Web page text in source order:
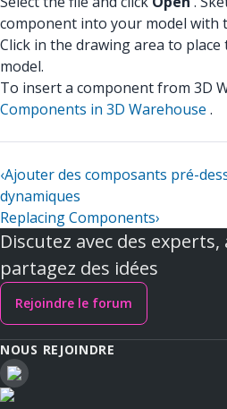
component into your model with
Click in the drawing area to
model.
To insert a component from 3D
Components in 3D Warehouse .
‹Ajouter des composants pré-
dynamiques
Replacing Components›
Discutez avec des
partagez des idées
Rejoindre le forum
NOUS REJOINDRE